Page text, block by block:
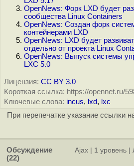
OpenNews: Форк LXD будет
сообщества Linux Containers
OpenNews: Создан форк
контейнерами LXD
OpenNews: LXD будет
отдельно от проекта Linux
OpenNews: Выпуск системы
LXC 5.0
Лицензия: CC BY 3.0
Короткая ссылка: https://opennet.ru/
Ключевые слова: incus, lxd, lxc
При перепечатке указание ссылки
Обсуждение
(22)
Ajax 1 уровень